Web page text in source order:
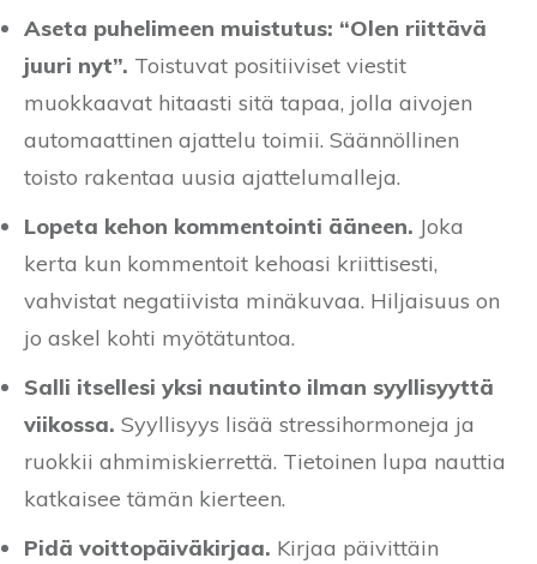
Aseta puhelimeen muistutus: “Olen riittävä
juuri nyt”. Toistuvat positiiviset viestit
muokkaavat hitaasti sitä tapaa, jolla aivojen
automaattinen ajattelu toimii. Säännöllinen
toisto rakentaa uusia ajattelumalleja.
Lopeta kehon kommentointi ääneen. Joka
kerta kun kommentoit kehoasi kriittisesti,
vahvistat negatiivista minäkuvaa. Hiljaisuus on
jo askel kohti myötätuntoa.
Salli itsellesi yksi nautinto ilman syyllisyyttä
viikossa. Syyllisyys lisää stressihormoneja ja
ruokkii ahmimiskierrettä. Tietoinen lupa nauttia
katkaisee tämän kierteen.
Pidä voittopäiväkirjaa. Kirjaa päivittäin